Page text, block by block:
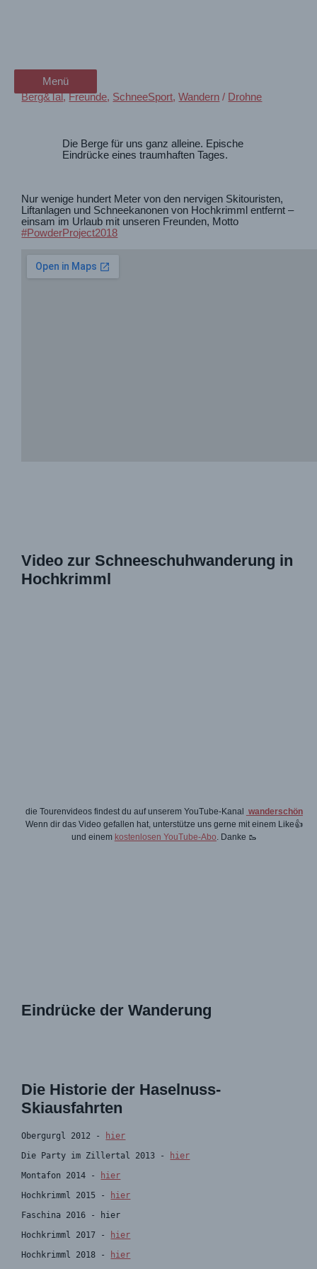
Menü
Menü
Berg&Tal,Freunde, SchneeSport,Wandern / Drohne
Die Berge für uns ganz alleine. Epische
Eindrücke eines traumhaften Tages.
Nur wenige hundert Meter von den nervigen Skitouristen,
Liftanlagen und Schneekanonen von Hochkrimml entfernt –
einsam im Urlaub mit unseren Freunden, Motto
#PowderProject2018
Video zur Schneeschuhwanderung in
Hochkrimml
die Tourenvideos findest du auf unserem YouTube-Kanal
wanderschön
Wenn dir das Video gefallen hat, unterstütze uns gerne mit einem Like👍
und einem kostenlosen YouTube-Abo. Danke 🥾
Eindrücke der Wanderung
Die Historie der Haselnuss-
Skiausfahrten
Obergurgl 2012 -
hier
Die Party im Zillertal 2013 -
hier
Montafon 2014 -
hier
Hochkrimml 2015 -
hier
Faschina 2016 -
hier
Hochkrimml 2017 -
hier
Hochkrimml 2018 -
hier